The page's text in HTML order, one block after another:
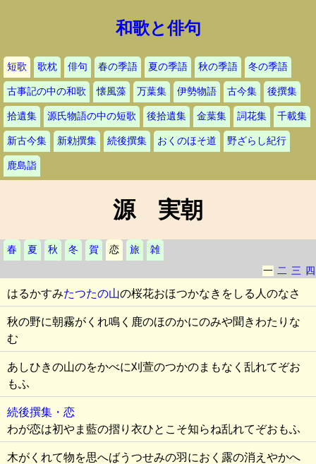
和歌と俳句
短歌 歌枕 俳句 春の季語 夏の季語 秋の季語 冬の季語
古事記の中の和歌 懐風藻 万葉集 伊勢物語 古今集 後撰集
拾遺集 源氏物語の中の短歌 後拾遺集 金葉集 詞花集 千載集
新古今集 新勅撰集 続後撰集 おくのほそ道 野ざらし紀行
鹿島詣
源 実朝
春 夏 秋 冬 賀 恋 旅
雑
一 二 三 四
はるかすみたつたの山の桜花おほつかなきをしる人のなさ
秋の野に朝霧がくれ鳴く鹿のほのかにのみや聞きわたりな
む
あしひきの山のをかべに刈萱のつかのまもなく乱れてぞお
もふ
続後撰集・恋
わが恋は初やま藍の摺り衣ひとこそ知らね乱れてぞおもふ
木がくれて物を思へばうつせみの羽におく露の消えやかへ